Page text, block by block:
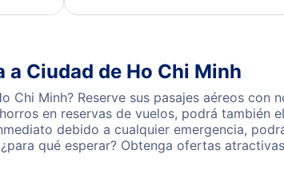
Ciudad de Ho Chi Minh
Chi Minh? Reserve sus pasajes aéreos
en reservas de vuelos, podrá también
debido a cualquier emergencia,
qué esperar? Obtenga ofertas